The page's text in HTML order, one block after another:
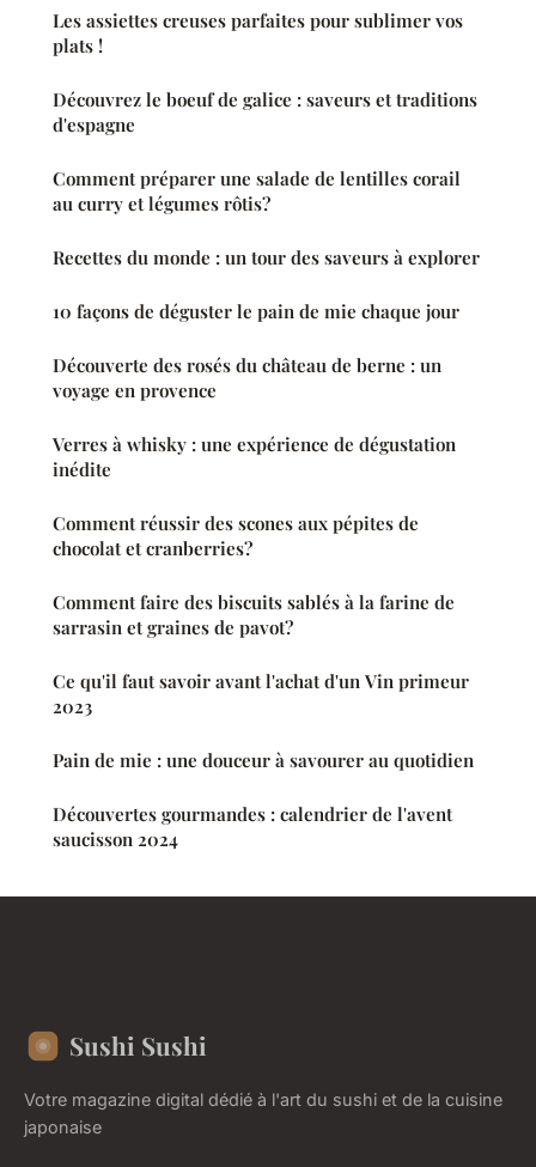
Les assiettes creuses parfaites pour sublimer vos
plats !
Découvrez le boeuf de galice : saveurs et traditions
d'espagne
Comment préparer une salade de lentilles corail
au curry et légumes rôtis?
Recettes du monde : un tour des saveurs à explorer
10 façons de déguster le pain de mie chaque jour
Découverte des rosés du château de berne : un
voyage en provence
Verres à whisky : une expérience de dégustation
inédite
Comment réussir des scones aux pépites de
chocolat et cranberries?
Comment faire des biscuits sablés à la farine de
sarrasin et graines de pavot?
Ce qu'il faut savoir avant l'achat d'un Vin primeur
2023
Pain de mie : une douceur à savourer au quotidien
Découvertes gourmandes : calendrier de l'avent
saucisson 2024
Sushi Sushi
Votre magazine digital dédié à l'art du sushi et de la cuisine
japonaise